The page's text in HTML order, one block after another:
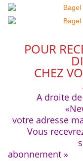
POUR
CHEZ
A droite
votre adresse
Vous
sur la
abonnement »